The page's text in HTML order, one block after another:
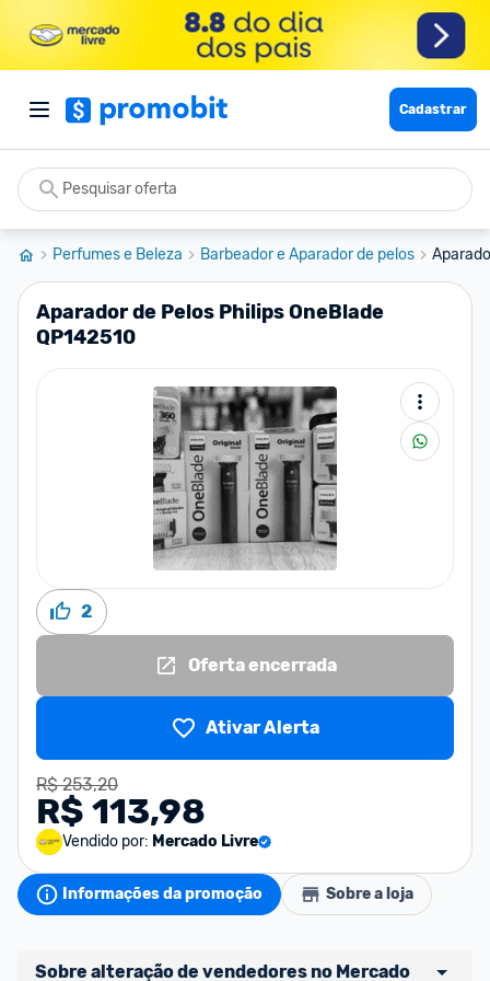
Cadastrar
Perfumes e Beleza Barbeador e Aparador de pelos
Aparador de Pelos Philips OneBlade
QP142510
2
Oferta encerrada
Ativar Alerta
R$ 253,20
R$ 113,98
Vendido por: Mercado Livre
Informações da promoção Sobre a loja
Sobre alteração de vendedores no Mercado